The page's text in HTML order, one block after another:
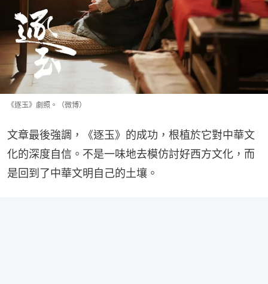
《逐玉》劇照。（微博）
文章最後強調，《逐玉》的成功，根植於它對中華文
化的深度自信。不是一味地去模仿討好西方文化，而
是回到了中華文明自己的土壤。